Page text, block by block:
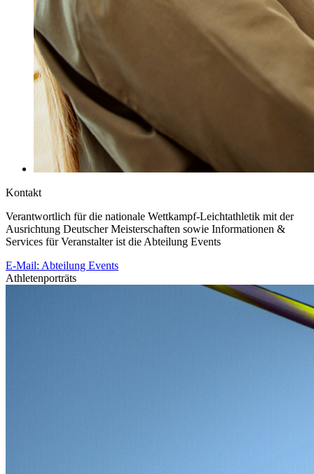
Kontakt
Verantwortlich für die nationale Wettkampf-Leichtathletik mit der
Ausrichtung Deutscher Meisterschaften sowie Informationen &
Services für Veranstalter ist die Abteilung Events
E-Mail: Abteilung Events
Athletenporträts